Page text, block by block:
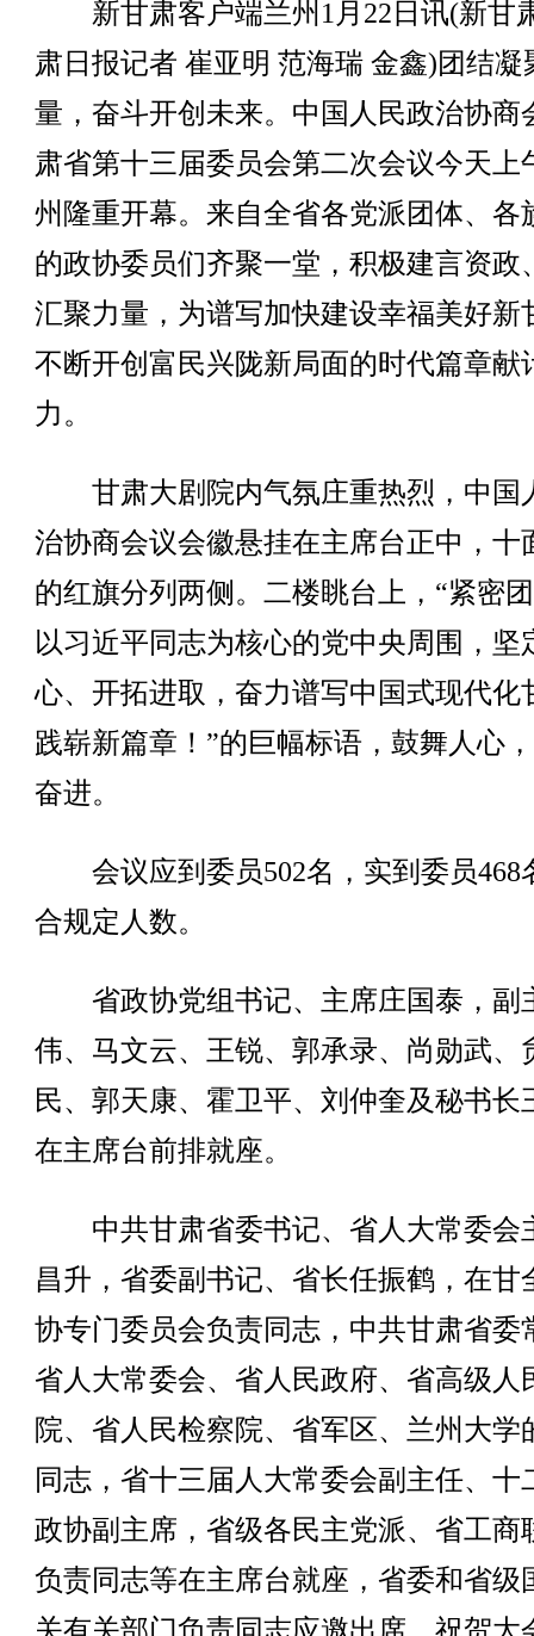
新甘肃客户端兰州1月22日讯(新甘
肃日报记者 崔亚明 范海瑞 金鑫)团结凝
量，奋斗开创未来。中国人民政治协商
肃省第十三届委员会第二次会议今天上
州隆重开幕。来自全省各党派团体、各
的政协委员们齐聚一堂，积极建言资政
汇聚力量，为谱写加快建设幸福美好新
不断开创富民兴陇新局面的时代篇章献
力。
甘肃大剧院内气氛庄重热烈，中国
治协商会议会徽悬挂在主席台正中，十
的红旗分列两侧。二楼眺台上，“紧密
以习近平同志为核心的党中央周围，坚
心、开拓进取，奋力谱写中国式现代化
践崭新篇章！”的巨幅标语，鼓舞人心
奋进。
会议应到委员502名，实到委员468
合规定人数。
省政协党组书记、主席庄国泰，副
伟、马文云、王锐、郭承录、尚勋武、
民、郭天康、霍卫平、刘仲奎及秘书长
在主席台前排就座。
中共甘肃省委书记、省人大常委会
昌升，省委副书记、省长任振鹤，在甘
协专门委员会负责同志，中共甘肃省委
省人大常委会、省人民政府、省高级人
院、省人民检察院、省军区、兰州大学
同志，省十三届人大常委会副主任、十
政协副主席，省级各民主党派、省工商
负责同志等在主席台就座，省委和省级